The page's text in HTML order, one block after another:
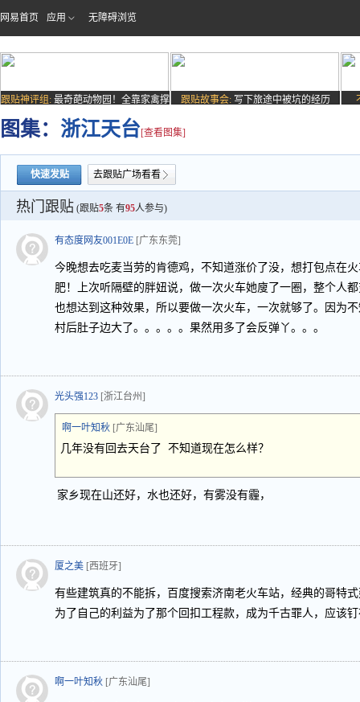
网易首页 应用 无障碍浏览
跟贴神评组: 最奇葩动物园！全靠家禽撑
场子
跟贴故事会: 写下旅途中被坑的经历
图集： 浙江天台[查看图集]
快速发贴 去跟贴广场看看
热门跟贴 (跟贴5条 有95人参与)
有态度网友001E0E [广东东莞]
今晚想去吃麦当劳的肯德鸡，不知道涨价了没，想打包点在
肥！上次听隔壁的胖妞说，做一次火车她廋了一圈，整个人
也想达到这种效果，所以要做一次火车，一次就够了。因为
村后肚子边大了。。。。。果然用多了会反弹丫。。。
光头强123 [浙江台州]
啊一叶知秋 [广东汕尾]
几年没有回去天台了 不知道现在怎么样？
家乡现在山还好，水也还好，有雾没有霾，
厦之美 [西班牙]
有些建筑真的不能拆，百度搜索济南老火车站，经典的哥特
为了自己的利益为了那个回扣工程款，成为千古罪人，应该
啊一叶知秋 [广东汕尾]